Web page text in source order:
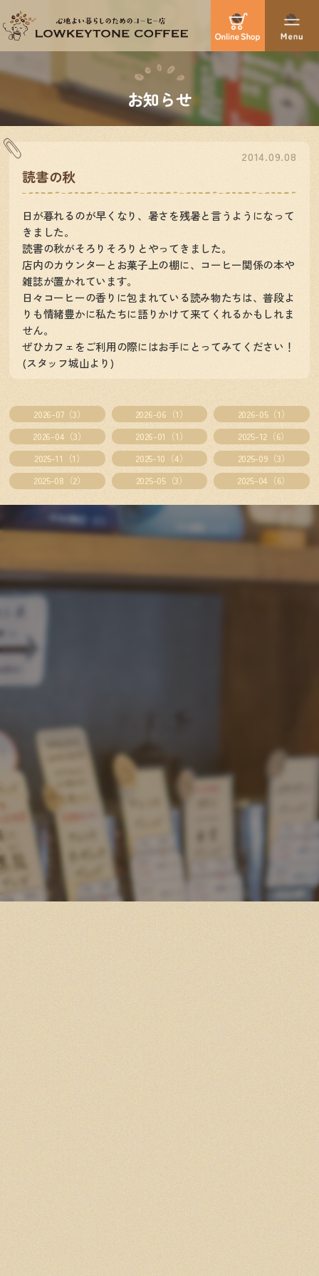
お知らせ
2014.09.08
読書の秋
日が暮れるのが早くなり、暑さを残暑と言うようになって
きました。
読書の秋がそろりそろりとやってきました。
店内のカウンターとお菓子上の棚に、コーヒー関係の本や
雑誌が置かれています。
日々コーヒーの香りに包まれている読み物たちは、普段よ
りも情緒豊かに私たちに語りかけて来てくれるかもしれま
せん。
ぜひカフェをご利用の際にはお手にとってみてください！
(スタッフ城山より)
2026-07（3） 2026-06（1）
2026-05（1）
2026-04（3）
2026-01（1）
2025-12（6）
2025-11（1）
2025-10（4）
2025-09（3）
2025-08（2）
2025-05（3） 2025-04（6）